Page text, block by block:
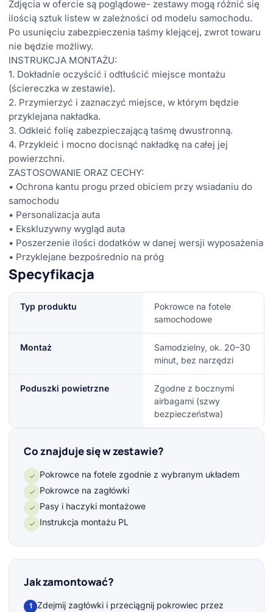
Zdjęcia w ofercie są poglądowe- zestawy mogą różnić się
ilością sztuk listew w zależności od modelu samochodu.
Po usunięciu zabezpieczenia taśmy klejącej, zwrot towaru
nie będzie możliwy.
INSTRUKCJA MONTAŻU:
1. Dokładnie oczyścić i odtłuścić miejsce montażu
(ściereczka w zestawie).
2. Przymierzyć i zaznaczyć miejsce, w którym będzie
przyklejana nakładka.
3. Odkleić folię zabezpieczającą taśmę dwustronną.
4. Przykleić i mocno docisnąć nakładkę na całej jej
powierzchni.
ZASTOSOWANIE ORAZ CECHY:
• Ochrona kantu progu przed obiciem przy wsiadaniu do
samochodu
• Personalizacja auta
• Ekskluzywny wygląd auta
• Poszerzenie ilości dodatków w danej wersji wyposażenia
• Przyklejane bezpośrednio na próg
Specyfikacja
Typ produktu
Pokrowce na fotele
samochodowe
Montaż
Samodzielny, ok. 20–30
minut, bez narzędzi
Poduszki powietrzne
Zgodne z bocznymi
airbagami (szwy
bezpieczeństwa)
Co znajduje się w zestawie?
✓ Pokrowce na fotele zgodnie z wybranym układem
✓ Pokrowce na zagłówki
✓ Pasy i haczyki montażowe
✓ Instrukcja montażu PL
Jak zamontować?
1
Zdejmij zagłówki i przeciągnij pokrowiec przez